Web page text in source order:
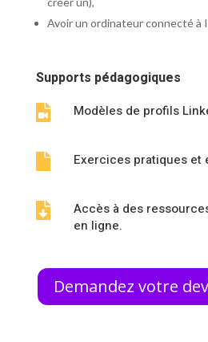
Avoir un ordinateur connecté à
Supports pédagogiques

Modèles de profils
 Exercices pratiques et

Accès à des
en ligne.
Demandez votre